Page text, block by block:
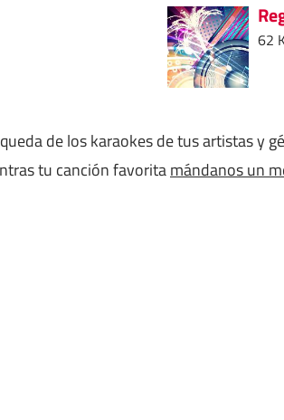
62
de los karaokes de tus artistas y
tu canción favoritamándanos un